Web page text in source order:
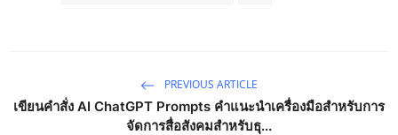
PREVIOUS ARTICLE
เขียนคำสั่ง AI ChatGPT Prompts คำแนะนำเครื่องมือสำหรับการ
จัดการสื่อสังคมสำหรับธุ...